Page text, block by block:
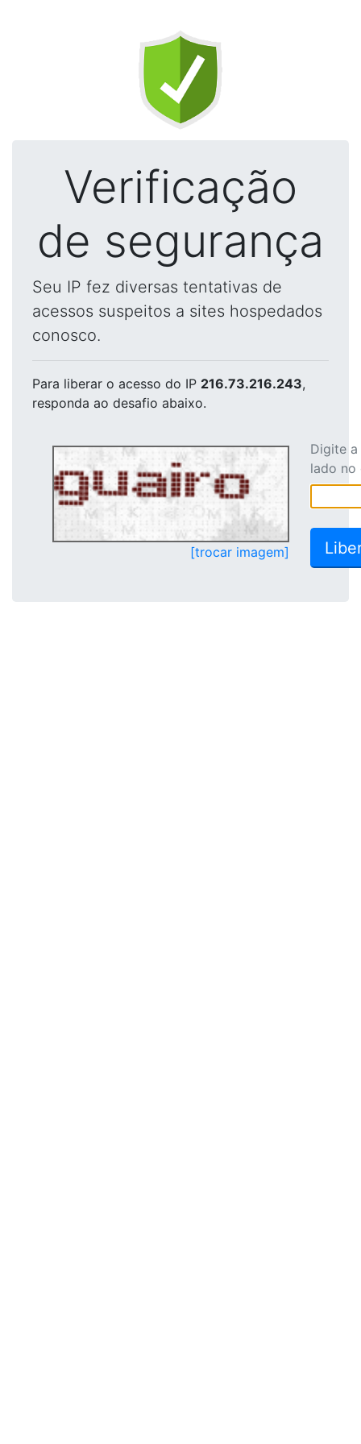
Verificação
de segurança
Seu IP fez diversas tentativas de
acessos suspeitos a sites hospedados
conosco.
Para liberar o acesso do IP 216.73.216.243,
responda ao desafio abaixo.
[trocar imagem]
Digite
lado no